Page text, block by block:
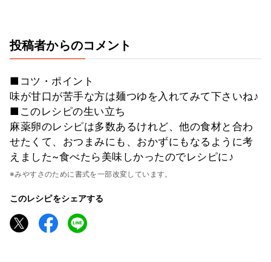
投稿者からのコメント
■コツ・ポイント
味が甘口が苦手な方は麺つゆを入れてみて下さいね♪
■このレシピの生い立ち
麻薬卵のレシピは多数あるけれど、他の食材と合わ
せたくて、おつまみにも、おかずにもなるように考
えました~食べたら美味しかったのでレシピに♪
※みやすさのために書式を一部改変しています。
このレシピをシェアする